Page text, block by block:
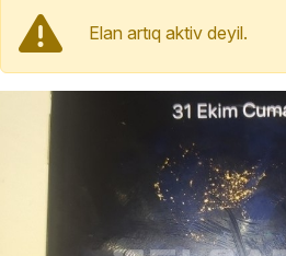
Elan artıq aktiv deyil.